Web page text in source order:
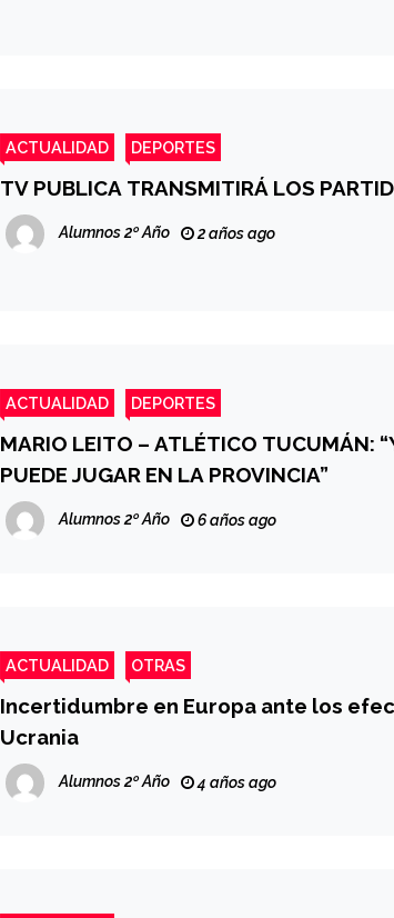
ACTUALIDAD DEPORTES
TV PUBLICA TRANSMITIRÁ LOS
Alumnos 2º Año 2 años ago
ACTUALIDAD DEPORTES
MARIO LEITO – ATLÉTICO TUCUMÁN:
PUEDE JUGAR EN LA PROVINCIA”
Alumnos 2º Año 6 años ago
ACTUALIDAD OTRAS
Incertidumbre en Europa ante los
Ucrania
Alumnos 2º Año 4 años ago